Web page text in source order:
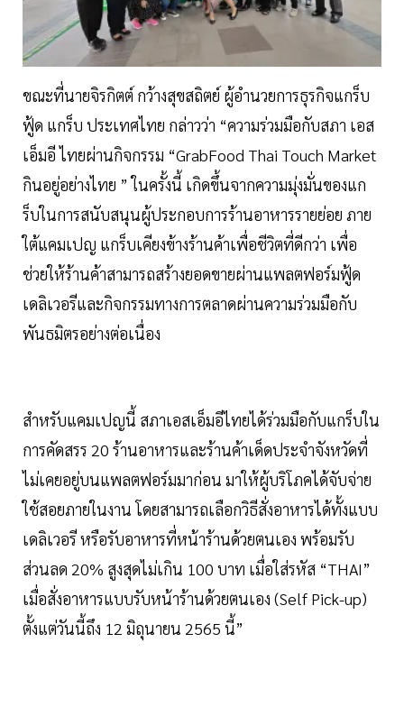
ขณะที่นายจิรกิตต์ กว้างสุขสถิตย์ ผู้อำนวยการธุรกิจแกร็บ
ฟู้ด แกร็บ ประเทศไทย กล่าวว่า “ความร่วมมือกับสภา เอส
เอ็มอี ไทยผ่านกิจกรรม “GrabFood Thai Touch Market
กินอยู่อย่างไทย ” ในครั้งนี้ เกิดขึ้นจากความมุ่งมั่นของแก
ร็บในการสนับสนุนผู้ประกอบการร้านอาหารรายย่อย ภาย
ใต้แคมเปญ แกร็บเคียงข้างร้านค้าเพื่อชีวิตที่ดีกว่า เพื่อ
ช่วยให้ร้านค้าสามารถสร้างยอดขายผ่านแพลตฟอร์มฟู้ด
เดลิเวอรีและกิจกรรมทางการตลาดผ่านความร่วมมือกับ
พันธมิตรอย่างต่อเนื่อง
สำหรับแคมเปญนี้ สภาเอสเอ็มอีไทยได้ร่วมมือกับแกร็บใน
การคัดสรร 20 ร้านอาหารและร้านค้าเด็ดประจำจังหวัดที่
ไม่เคยอยู่บนแพลตฟอร์มมาก่อน มาให้ผู้บริโภคได้จับจ่าย
ใช้สอยภายในงาน โดยสามารถเลือกวิธีสั่งอาหารได้ทั้งแบบ
เดลิเวอรี หรือรับอาหารที่หน้าร้านด้วยตนเอง พร้อมรับ
ส่วนลด 20% สูงสุดไม่เกิน 100 บาท เมื่อใส่รหัส “THAI”
เมื่อสั่งอาหารแบบรับหน้าร้านด้วยตนเอง (Self Pick-up)
ตั้งแต่วันนี้ถึง 12 มิถุนายน 2565 นี้”